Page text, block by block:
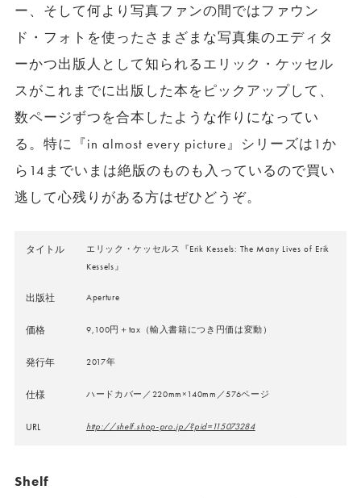
ー、そして何より写真ファンの間ではファウン
ド・フォトを使ったさまざまな写真集のエディタ
ーかつ出版人として知られるエリック・ケッセル
スがこれまでに出版した本をピックアップして、
数ページずつを合本したような作りになってい
る。特に『in almost every picture』シリーズは1か
ら14までいまは絶版のものも入っているので買い
逃して心残りがある方はぜひどうぞ。
タイトル
エリック・ケッセルス『Erik Kessels: The Many Lives of Erik
Kessels』
出版社 Aperture
価格 9,100円＋tax（輸入書籍につき円価は変動）
発行年 2017年
仕様 ハードカバー／220mm×140mm／576ページ
URL http://shelf.shop-pro.jp/?pid=115073284
Shelf